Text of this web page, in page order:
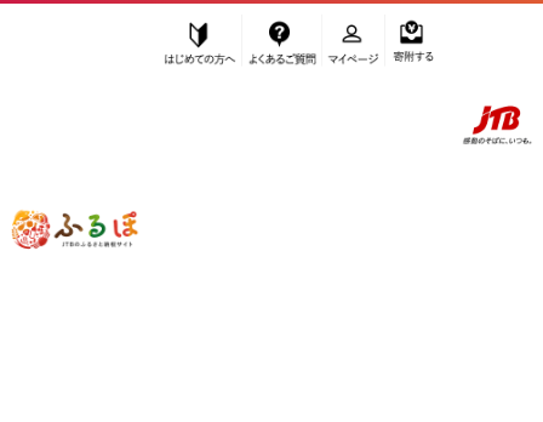
ふるぽ JTBのふるさと納税サイト
「ふるさと納税」TOP